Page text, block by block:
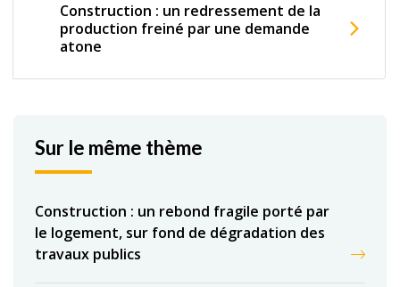
Construction : un redressement de la
production freiné par une demande
atone
Sur le même thème
Construction : un rebond fragile porté par
le logement, sur fond de dégradation des
travaux publics